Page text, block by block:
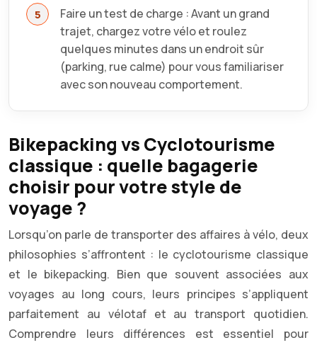
Faire un test de charge : Avant un grand
trajet, chargez votre vélo et roulez
quelques minutes dans un endroit sûr
(parking, rue calme) pour vous familiariser
avec son nouveau comportement.
Bikepacking vs Cyclotourisme
classique : quelle bagagerie
choisir pour votre style de
voyage ?
Lorsqu’on parle de transporter des affaires à vélo, deux
philosophies s’affrontent : le cyclotourisme classique
et le bikepacking. Bien que souvent associées aux
voyages au long cours, leurs principes s’appliquent
parfaitement au vélotaf et au transport quotidien.
Comprendre leurs différences est essentiel pour